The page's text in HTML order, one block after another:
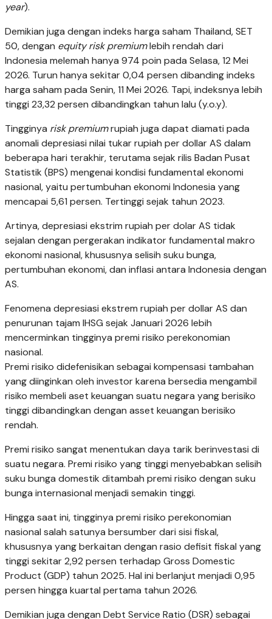
year).
Demikian juga dengan indeks harga saham Thailand, SET
50, dengan equity risk premiumlebih rendah dari
Indonesia melemah hanya 974 poin pada Selasa, 12 Mei
2026. Turun hanya sekitar 0,04 persen dibanding indeks
harga saham pada Senin, 11 Mei 2026. Tapi, indeksnya lebih
tinggi 23,32 persen dibandingkan tahun lalu (y.o.y).
Tingginya risk premiumrupiah juga dapat diamati pada
anomali depresiasi nilai tukar rupiah per dollar AS dalam
beberapa hari terakhir, terutama sejak rilis Badan Pusat
Statistik (BPS) mengenai kondisi fundamental ekonomi
nasional, yaitu pertumbuhan ekonomi Indonesia yang
mencapai 5,61 persen. Tertinggi sejak tahun 2023.
Artinya, depresiasi ekstrim rupiah per dolar AS tidak
sejalan dengan pergerakan indikator fundamental makro
ekonomi nasional, khususnya selisih suku bunga,
pertumbuhan ekonomi, dan inflasi antara Indonesia dengan
AS.
Fenomena depresiasi ekstrem rupiah per dollar AS dan
penurunan tajam IHSG sejak Januari 2026 lebih
mencerminkan tingginya premi risiko perekonomian
nasional.
Premi risiko didefenisikan sebagai kompensasi tambahan
yang diinginkan oleh investor karena bersedia mengambil
risiko membeli aset keuangan suatu negara yang berisiko
tinggi dibandingkan dengan asset keuangan berisiko
rendah.
Premi risiko sangat menentukan daya tarik berinvestasi di
suatu negara. Premi risiko yang tinggi menyebabkan selisih
suku bunga domestik ditambah premi risiko dengan suku
bunga internasional menjadi semakin tinggi.
Hingga saat ini, tingginya premi risiko perekonomian
nasional salah satunya bersumber dari sisi fiskal,
khususnya yang berkaitan dengan rasio defisit fiskal yang
tinggi sekitar 2,92 persen terhadap Gross Domestic
Product (GDP) tahun 2025. Hal ini berlanjut menjadi 0,95
persen hingga kuartal pertama tahun 2026.
Demikian juga dengan Debt Service Ratio (DSR) sebagai